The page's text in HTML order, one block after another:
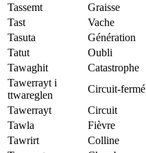
Tassemt
Graisse
Tast
Vache
Tasuta
Génération
Tatut
Oubli
Tawaghit
Catastrophe
Tawerrayt i
ttwareglen
Circuit-fermé
Tawerrayt
Circuit
Tawla
Fièvre
Tawrirt
Colline